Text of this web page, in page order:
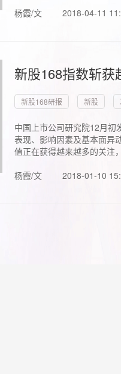
杨霞/文 2018-04-11
新股168指数斩
新股168研报 新股
中国上市公司研究院12月初
表现、影响因素及基本面异
值正在获得越来越多的关注
杨霞/文
2018-01-10